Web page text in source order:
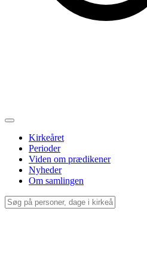
Kirkeåret
Perioder
Viden om prædikener
Nyheder
Om samlingen